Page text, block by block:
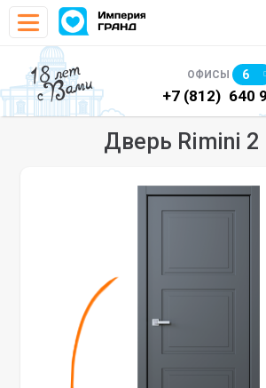
18 лет
с Вами ОФИСЫ 6
640 90 48 +7 (812) 640
Дверь Rimini 2